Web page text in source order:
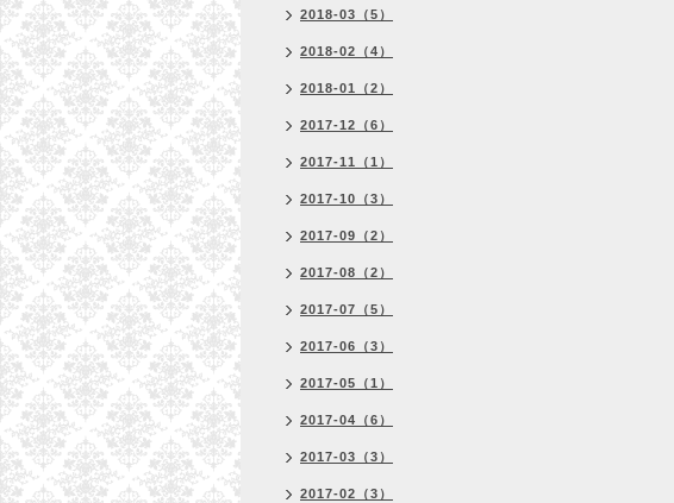
2018-03（5）
2018-02（4）
2018-01（2）
2017-12（6）
2017-11（1）
2017-10（3）
2017-09（2）
2017-08（2）
2017-07（5）
2017-06（3）
2017-05（1）
2017-04（6）
2017-03（3）
2017-02（3）